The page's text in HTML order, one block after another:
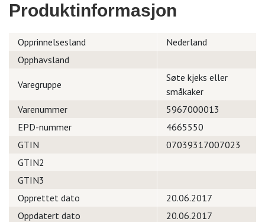
Produktinformasjon
Opprinnelsesland
Nederland
Opphavsland
Varegruppe
Søte kjeks eller
småkaker
Varenummer
5967000013
EPD-nummer
4665550
GTIN
07039317007023
GTIN2
GTIN3
Opprettet dato
20.06.2017
Oppdatert dato
20.06.2017